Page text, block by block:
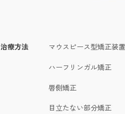
治療方法 マウスピース型矯正装置
ハーフリンガル矯正
唇側矯正
目立たない部分矯正